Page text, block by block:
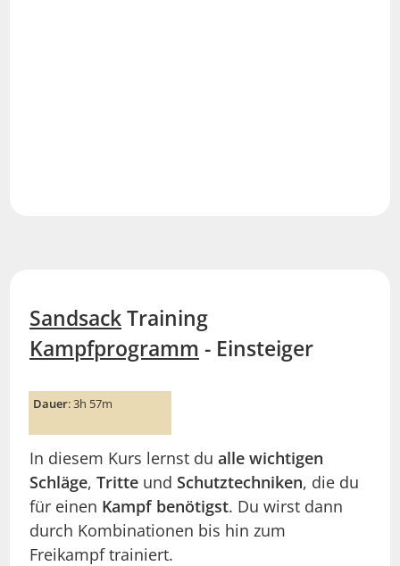
SandsackTraining
Kampfprogramm - Einsteiger
Dauer: 3h 57m
In diesem Kurs lernst du alle wichtigen
Schläge, Tritte und Schutztechniken, die du
für einen Kampf benötigst. Du wirst dann
durch Kombinationen bis hin zum
Freikampf trainiert.